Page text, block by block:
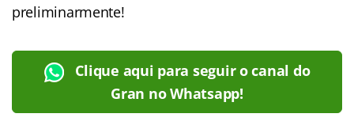
preliminarmente!
Clique aqui para seguir o canal do
Gran no Whatsapp!